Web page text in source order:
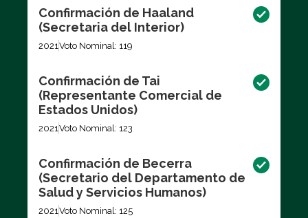
Confirmación de Haaland
(Secretaria del Interior)
2021Voto Nominal: 119
Confirmación de Tai
(Representante Comercial de
Estados Unidos)
2021Voto Nominal: 123
Confirmación de Becerra
(Secretario del Departamento de
Salud y Servicios Humanos)
2021Voto Nominal: 125